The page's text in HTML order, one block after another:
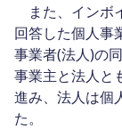
また、インボ
回答した個人事
事業者(法人)の
事業主と法人と
進み、法人は個
た。